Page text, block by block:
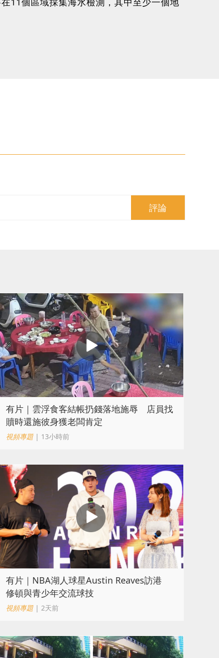
評論
​有片｜雲浮食客結帳扔錢落地施辱 店員找
贖時還施彼身獲老闆肯定
視頻專題| 13小時前
有片｜NBA湖人球星Austin Reaves訪港
修頓與青少年交流球技
視頻專題| 2天前